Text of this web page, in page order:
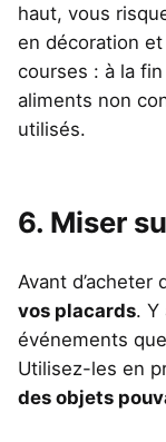
haut, vous
en décoration
courses : à la
aliments non
utilisés.
6. Miser
Avant d’acheter
vos placards. Y
événements
Utilisez-les en
des objets